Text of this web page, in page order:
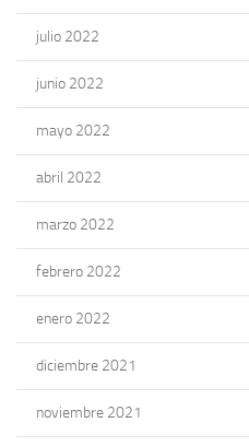
julio 2022
junio 2022
mayo 2022
abril 2022
marzo 2022
febrero 2022
enero 2022
diciembre 2021
noviembre 2021